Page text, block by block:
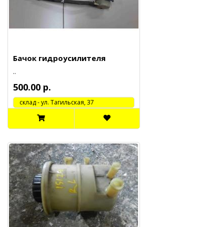
Бачок гидроусилителя
..
500.00 р.
cклад - ул. Тагильская, 37